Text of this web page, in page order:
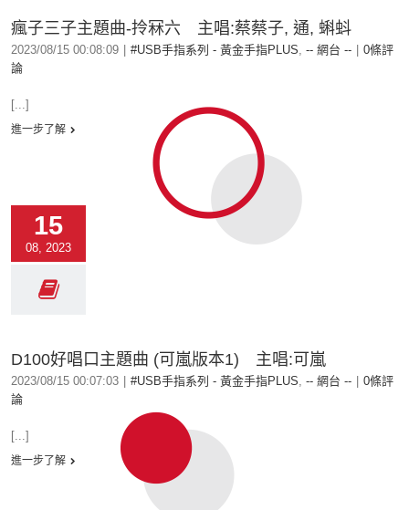
瘋子三子主題曲-拎冧六 主唱:蔡蔡子, 通, 蝌蚪
2023/08/15 00:08:09 #USB手指系列 - 黃金手指PLUS, -- 網台 --
0條評
論
[...]
進一步了解
15
08, 2023
D100好唱口主題曲 (可嵐版本1) 主唱:可嵐
2023/08/15 00:07:03 #USB手指系列 - 黃金手指PLUS, -- 網台 --
0條評
論
[...]
進一步了解